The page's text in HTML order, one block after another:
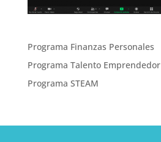
Programa Finanzas Personales
Programa Talento Emprendedor
Programa STEAM